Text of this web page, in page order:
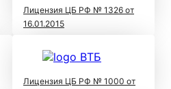
Лицензия ЦБ РФ № 1326 от
16.01.2015
Лицензия ЦБ РФ № 1000 от